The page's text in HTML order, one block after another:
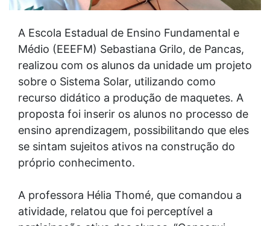
A Escola Estadual de Ensino Fundamental e
Médio (EEEFM) Sebastiana Grilo, de Pancas,
realizou com os alunos da unidade um projeto
sobre o Sistema Solar, utilizando como
recurso didático a produção de maquetes. A
proposta foi inserir os alunos no processo de
ensino aprendizagem, possibilitando que eles
se sintam sujeitos ativos na construção do
próprio conhecimento.
A professora Hélia Thomé, que comandou a
atividade, relatou que foi perceptível a